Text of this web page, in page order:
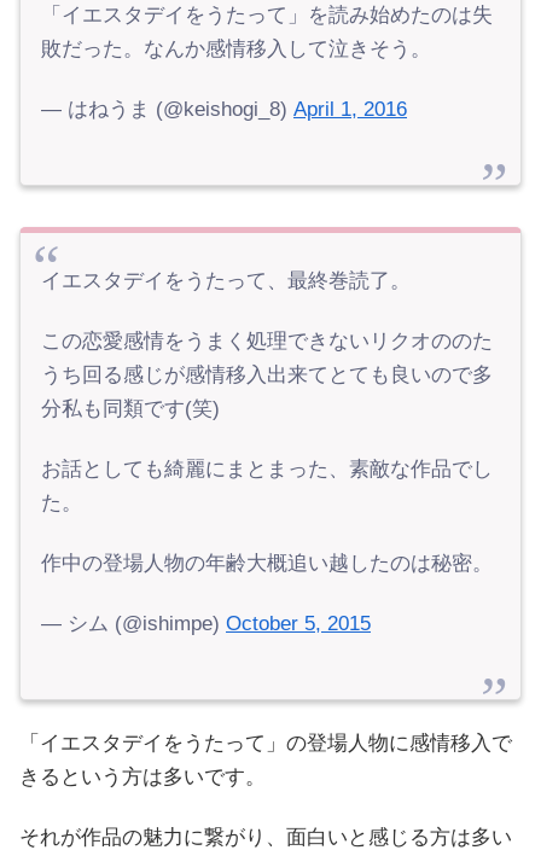
「イエスタデイをうたって」を読み始めたのは失
敗だった。なんか感情移入して泣きそう。
— はねうま (@keishogi_8) April 1, 2016
イエスタデイをうたって、最終巻読了。
この恋愛感情をうまく処理できないリクオののた
うち回る感じが感情移入出来てとても良いので多
分私も同類です(笑)
お話としても綺麗にまとまった、素敵な作品でし
た。
作中の登場人物の年齢大概追い越したのは秘密。
— シム (@ishimpe) October 5, 2015
「イエスタデイをうたって」の登場人物に感情移入で
きるという方は多いです。
それが作品の魅力に繋がり、面白いと感じる方は多い